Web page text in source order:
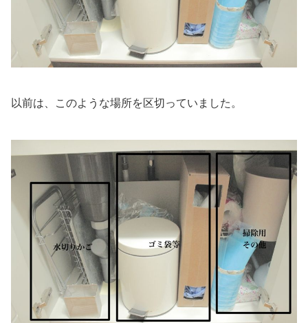
以前は、このような場所を区切っていました。